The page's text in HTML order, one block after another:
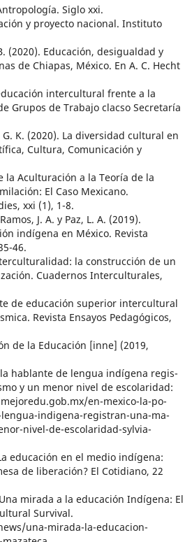
Siglo xxi.
y proyecto nacional. Instituto
(2020). Educación, desigualdad y
de Chiapas, México. En A. C. Hecht
intercultural frente a la
Grupos de Trabajo clacso Secretaría
K. (2020). La diversidad cultural en
Cultura, Comunicación y
la Aculturación a la Teoría de la
El Caso Mexicano.
xxi (1), 1-8.
J. A. y Paz, L. A. (2019).
indígena en México. Revista
46.
la construcción de un
Cuadernos Interculturales,
de educación superior intercultural
Revista Ensayos Pedagógicos,
de la Educación [inne] (2019,
hablante de lengua indígena regis-
y un menor nivel de escolaridad:
en-mexico-la-po-
indigena-registran-una-ma-
nivel-de-escolaridad-sylvia-
educación en el medio indígena:
de liberación? El Cotidiano, 22
mirada a la educación Indígena: El
Survival.
una-mirada-la-educacion-